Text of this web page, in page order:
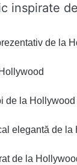
inspirate
de la
de la Hollywood
elegantă de la
de la